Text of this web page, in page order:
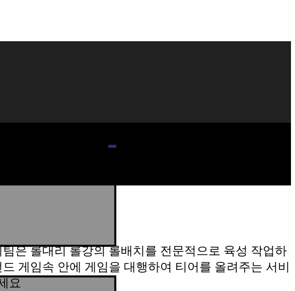
은 롤대리 롤강의 롤배치를 전문적으로 육성 작업하
게임속 안에 게임을 대행하여 티어를 올려주는 서비
요